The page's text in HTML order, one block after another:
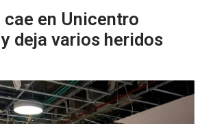
cae en Unicentro
deja varios heridos